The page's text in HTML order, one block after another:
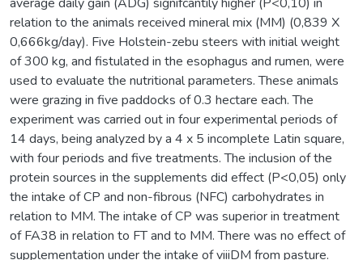
relation to the animals received mineral mix (MM) (0,839 X
0,666kg/day). Five Holstein-zebu steers with initial weight
of 300 kg, and fistulated in the esophagus and rumen, were
used to evaluate the nutritional parameters. These animals
were grazing in five paddocks of 0.3 hectare each. The
experiment was carried out in four experimental periods of
14 days, being analyzed by a 4 x 5 incomplete Latin square,
with four periods and five treatments. The inclusion of the
protein sources in the supplements did effect (P<0,05) only
the intake of CP and non-fibrous (NFC) carbohydrates in
relation to MM. The intake of CP was superior in treatment
of FA38 in relation to FT and to MM. There was no effect of
supplementation under the intake of viiiDM from pasture.